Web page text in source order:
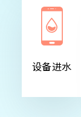
设备进水